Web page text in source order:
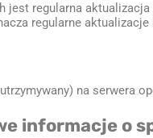
jest regularna
regularne
na serwera
informacje o